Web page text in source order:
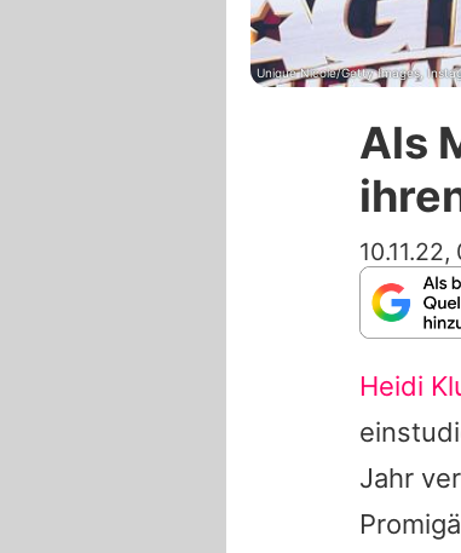
Unique Nicole/Getty Images,
Als
Heidi
Jahr